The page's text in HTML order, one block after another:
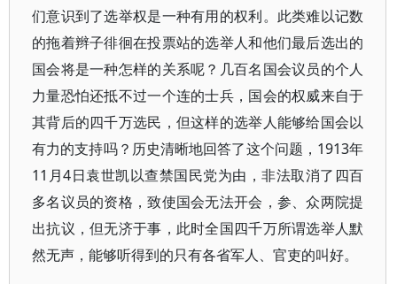
们意识到了选举权是一种有用的权利。此类难以记数
的拖着辫子徘徊在投票站的选举人和他们最后选出的
国会将是一种怎样的关系呢？几百名国会议员的个人
力量恐怕还抵不过一个连的士兵，国会的权威来自于
其背后的四千万选民，但这样的选举人能够给国会以
有力的支持吗？历史清晰地回答了这个问题，1913年
11月4日袁世凯以查禁国民党为由，非法取消了四百
多名议员的资格，致使国会无法开会，参、众两院提
出抗议，但无济于事，此时全国四千万所谓选举人默
然无声，能够听得到的只有各省军人、官吏的叫好。